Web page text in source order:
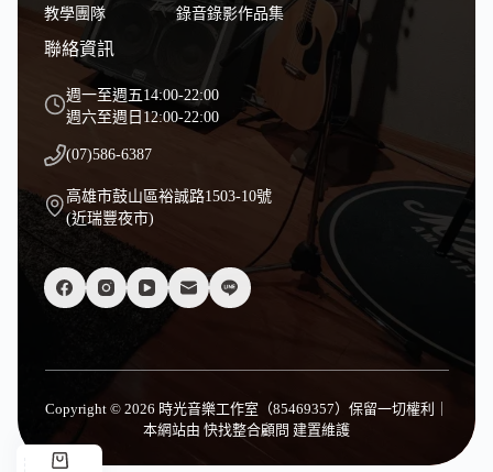
教學團隊 錄音錄影作品集
聯絡資訊
週一至週五14:00-22:00
週六至週日12:00-22:00
(07)586-6387
高雄市鼓山區裕誠路1503-10號
(近瑞豐夜市)
Copyright © 2026 時光音樂工作室（85469357）保留一切權利｜
本網站由 快找整合顧問 建置維護